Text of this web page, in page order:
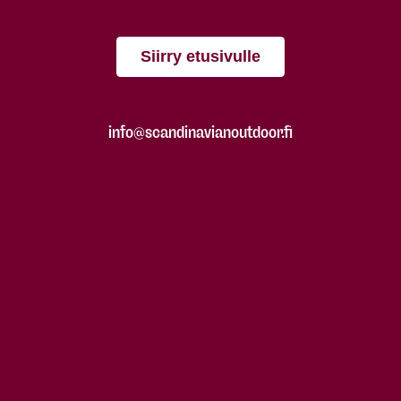
Siirry etusivulle
info@scandinavianoutdoor.fi